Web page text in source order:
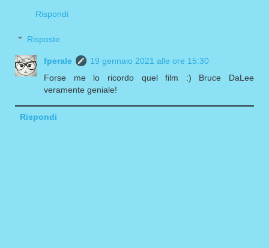
Rispondi
Risposte
fperale
19 gennaio 2021 alle ore 15:30
Forse me lo ricordo quel film :) Bruce DaLee
veramente geniale!
Rispondi